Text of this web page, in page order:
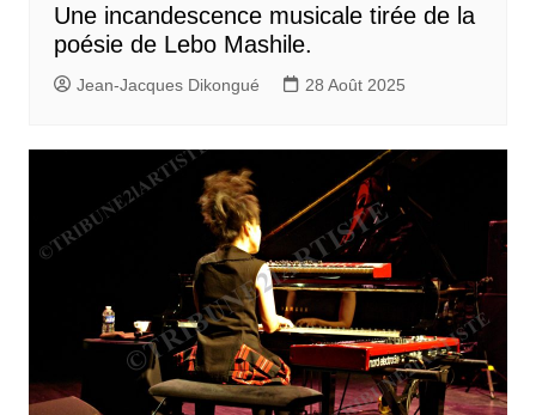
Une incandescence musicale tirée de la
poésie de Lebo Mashile.
Jean-Jacques Dikongué 28 Août 2025